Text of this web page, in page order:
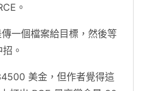
。
一個檔案給目標，然後等
。
美金，但作者覺得這